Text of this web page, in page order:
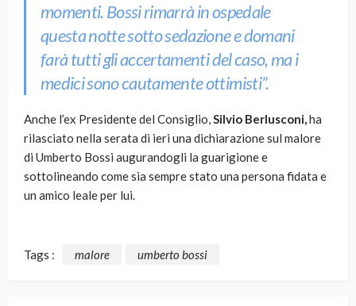
momenti. Bossi rimarrà in ospedale
questa notte sotto sedazione e domani
farà tutti gli accertamenti del caso, ma i
medici sono cautamente ottimisti”.
Anche l’ex Presidente del Consiglio,Silvio Berlusconi,ha
rilasciato nella serata di ieri una dichiarazione sul malore
di Umberto Bossi augurandogli la guarigione e
sottolineando come sia sempre stato una persona fidata e
un amico leale per lui.
Tags : malore umberto bossi